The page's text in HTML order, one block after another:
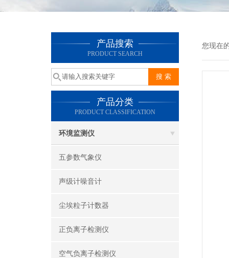
产品搜索
PRODUCT SEARCH
产品分类
PRODUCT CLASSIFICATION
环境监测仪
五参数气象仪
声级计噪音计
尘埃粒子计数器
正负离子检测仪
空气负离子检测仪
您现在